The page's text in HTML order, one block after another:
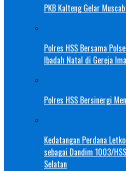
PKB Kalteng Gelar
Polres HSS Bersama
Ibadah Natal di Gereja
Polres HSS Bersinergi
Kedatangan Perdana
sebagai Dandim 1003/
Selatan